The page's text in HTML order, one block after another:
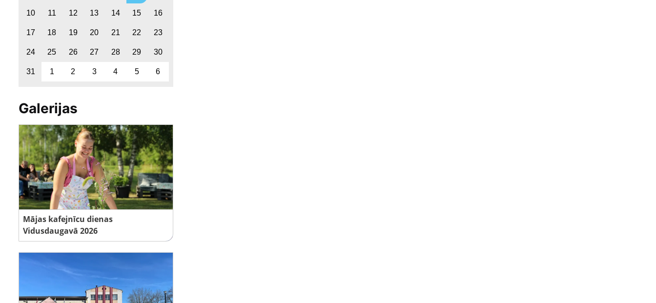
10 11 12 13 14 15 16
17 18 19 20 21 22 23
24 25 26 27 28 29 30
31 1 2 3 4 5 6
Galerijas
Mājas kafejnīcu dienas
Vidusdaugavā 2026